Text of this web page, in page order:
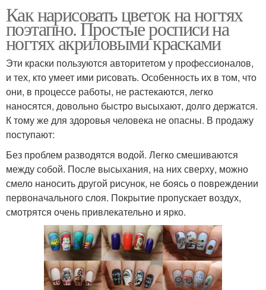
Как нарисовать цветок на ногтях
поэтапно. Простые росписи на
ногтях акриловыми красками
Эти краски пользуются авторитетом у профессионалов,
и тех, кто умеет ими рисовать. Особенность их в том, что
они, в процессе работы, не растекаются, легко
наносятся, довольно быстро высыхают, долго держатся.
К тому же для здоровья человека не опасны. В продажу
поступают:
Без проблем разводятся водой. Легко смешиваются
между собой. После высыхания, на них сверху, можно
смело наносить другой рисунок, не боясь о повреждении
первоначального слоя. Покрытие пропускает воздух,
смотрятся очень привлекательно и ярко.